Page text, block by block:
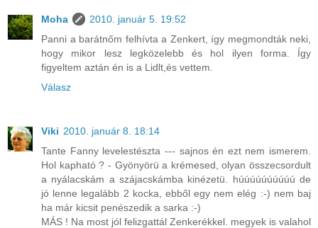
Moha
2010. január 5. 19:52
Panni a barátnőm felhívta a Zenkert, így megmondták neki,
hogy mikor lesz legközelebb és hol ilyen forma. Így
figyeltem aztán én is a Lidlt,és vettem.
Válasz
Viki 2010. január 8. 18:14
Tante Fanny levelestészta --- sajnos én ezt nem ismerem.
Hol kapható ? - Gyönyörü a krémesed, olyan összecsordult
a nyálacskám a szájacskámba kinézetü. húúúúúúúúúú de
jó lenne legalább 2 kocka, ebből egy nem elég :-) nem baj
ha már kicsit penészedik a sarka :-)
MÁS ! Na most jól felizgattál Zenkerékkel. megyek is valahol